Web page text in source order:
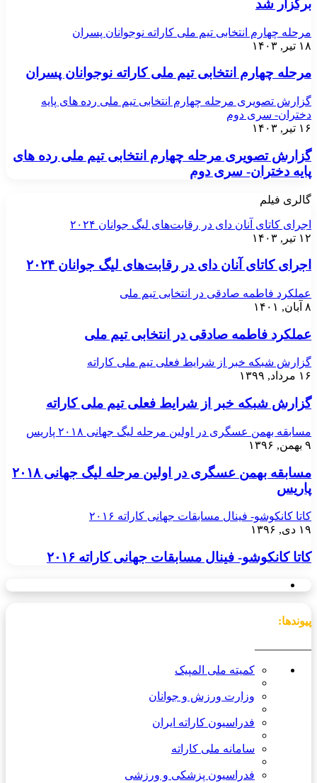
برگزار شد
مرحله چهارم انتخابی تیم ملی کاراته نوجوانان پسران
۱۸ تیر, ۱۴۰۳
مرحله چهارم انتخابی تیم ملی کاراته نوجوانان پسران
گزارش تصویری مرحله چهارم انتخابی تیم ملی رده های پایه
دختران- سری دوم
۱۶ تیر, ۱۴۰۳
گزارش تصویری مرحله چهارم انتخابی تیم ملی رده های
پایه دختران- سری دوم
گالری فیلم
اجرای کاتای آنان دای در رقابت‌های لیگ جوانان ۲۰۲۴
۱۲ تیر, ۱۴۰۳
اجرای کاتای آنان دای در رقابت‌های لیگ جوانان ۲۰۲۴
عملکرد فاطمه صادقی در انتخابی تیم ملی
۸ آبان, ۱۴۰۱
عملکرد فاطمه صادقی در انتخابی تیم ملی
گزارش شبکه خبر از شرایط فعلی تیم ملی کاراته
۱۶ مرداد, ۱۳۹۹
گزارش شبکه خبر از شرایط فعلی تیم ملی کاراته
مسابقه بهمن عسگری در اولین مرحله لیگ جهانی ۲۰۱۸ پاریس
۹ بهمن, ۱۳۹۶
مسابقه بهمن عسگری در اولین مرحله لیگ جهانی ۲۰۱۸
پاریس
کاتا کانکوشو- فینال مسابقات جهانی کاراته ۲۰۱۶
۱۹ دی, ۱۳۹۶
کاتا کانکوشو- فینال مسابقات جهانی کاراته ۲۰۱۶
پیوندها:
کمیته ملی المپیک
وزارت ورزش و جوانان
فدراسیون کاراته ایران
سامانه ملی کاراته
فدراسیون پزشکی و ورزشی